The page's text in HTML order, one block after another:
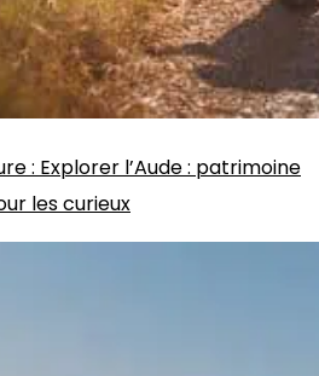
: Explorer l’Aude : patrimoine
les curieux